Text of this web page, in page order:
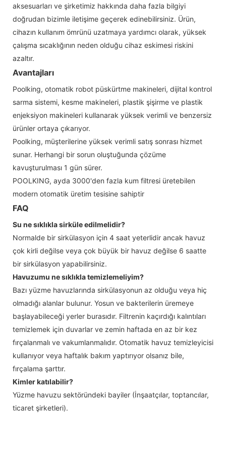
aksesuarları ve şirketimiz hakkında daha fazla bilgiyi
doğrudan bizimle iletişime geçerek edinebilirsiniz. Ürün,
cihazın kullanım ömrünü uzatmaya yardımcı olarak, yüksek
çalışma sıcaklığının neden olduğu cihaz eskimesi riskini
azaltır.
Avantajları
Poolking, otomatik robot püskürtme makineleri, dijital kontrol
sarma sistemi, kesme makineleri, plastik şişirme ve plastik
enjeksiyon makineleri kullanarak yüksek verimli ve benzersiz
ürünler ortaya çıkarıyor.
Poolking, müşterilerine yüksek verimli satış sonrası hizmet
sunar. Herhangi bir sorun oluştuğunda çözüme
kavuşturulması 1 gün sürer.
POOLKING, ayda 3000'den fazla kum filtresi üretebilen
modern otomatik üretim tesisine sahiptir
FAQ
Su ne sıklıkla sirküle edilmelidir?
Normalde bir sirkülasyon için 4 saat yeterlidir ancak havuz
çok kirli değilse veya çok büyük bir havuz değilse 6 saatte
bir sirkülasyon yapabilirsiniz.
Havuzumu ne sıklıkla temizlemeliyim?
Bazı yüzme havuzlarında sirkülasyonun az olduğu veya hiç
olmadığı alanlar bulunur. Yosun ve bakterilerin üremeye
başlayabileceği yerler burasıdır. Filtrenin kaçırdığı kalıntıları
temizlemek için duvarlar ve zemin haftada en az bir kez
fırçalanmalı ve vakumlanmalıdır. Otomatik havuz temizleyicisi
kullanıyor veya haftalık bakım yaptırıyor olsanız bile,
fırçalama şarttır.
Kimler katılabilir?
Yüzme havuzu sektöründeki bayiler (İnşaatçılar, toptancılar,
ticaret şirketleri).